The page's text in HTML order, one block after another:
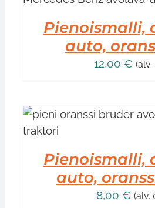
Pienoismalli,
auto,
12,00 € (alv.
Pienoismalli,
auto,
8,00 € (alv.